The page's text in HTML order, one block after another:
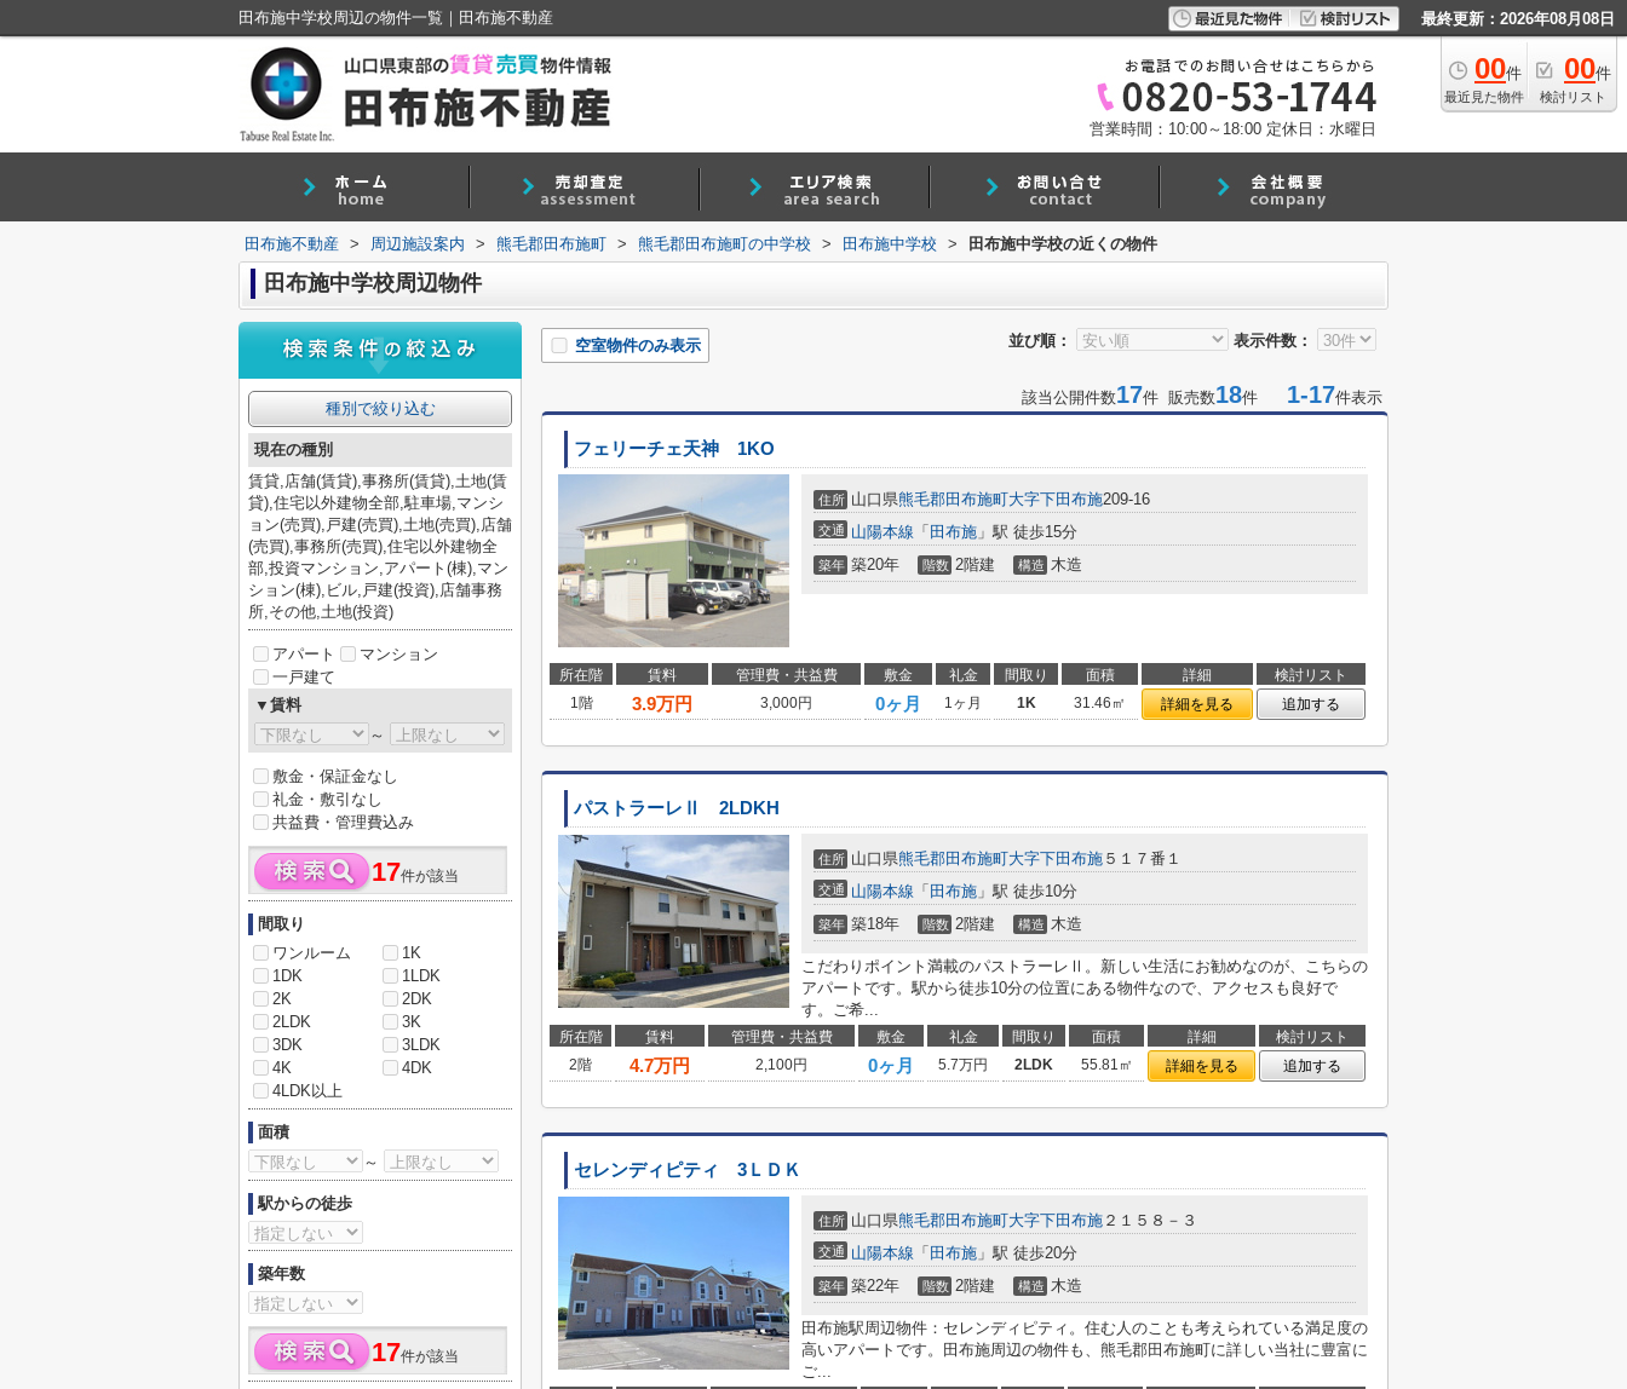
田布施中学校周辺の物件一覧｜田布施不動産 最終更新：2026年08月08日
00件
最近見た物件
00件
検討リスト
営業時間：10:00～18:00 定休日：水曜日
田布施不動産 > 周辺施設案内 > 熊毛郡田布施町 > 熊毛郡田布施町の中学校 > 田布施中学校 > 田布施中学校の近くの物件
田布施中学校周辺物件
並び順： 表示件数：
空室物件のみ表示
該当公開件数17件 販売数18件 1-17件表示
フェリーチェ天神 1KO
住所 山口県熊毛郡田布施町大字下田布施209-16
交通 山陽本線 「 田布施 」駅 徒歩15分
築年 築20年 階数 2階建 構造 木造
所在階 賃料 管理費・共益費 敷金 礼金 間取り 面積 詳細
検討リスト
1階
3.9万円 3,000円 0ヶ月 1ヶ月 1K 31.46㎡ 詳細を見る 追加する
パストラーレⅡ 2LDKH
住所 山口県熊毛郡田布施町大字下田布施 ５１７番１
交通 山陽本線 「 田布施 」駅 徒歩10分
築年 築18年 階数 2階建 構造 木造
こだわりポイント満載のパストラーレⅡ。新しい生活にお勧めなのが、こちらの
アパートです。駅から徒歩10分の位置にある物件なので、アクセスも良好で
す。ご希...
所在階 賃料 管理費・共益費 敷金 礼金 間取り 面積 詳細
検討リスト
2階
4.7万円 2,100円 0ヶ月 5.7万円 2LDK 55.81㎡ 詳細を見る 追加する
セレンディピティ 3ＬＤＫ
住所 山口県熊毛郡田布施町大字下田布施 ２１５８－３
交通 山陽本線 「 田布施 」駅 徒歩20分
築年 築22年 階数 2階建 構造 木造
田布施駅周辺物件：セレンディピティ。住む人のことも考えられている満足度の
高いアパートです。田布施周辺の物件も、熊毛郡田布施町に詳しい当社に豊富に
ご...
種別で絞り込む
現在の種別
賃貸,店舗(賃貸),事務所(賃貸),土地(賃
貸),住宅以外建物全部,駐車場,マンシ
ョン(売買),戸建(売買),土地(売買),店舗
(売買),事務所(売買),住宅以外建物全
部,投資マンション,アパート(棟),マン
ション(棟),ビル,戸建(投資),店舗事務
所,その他,土地(投資)
アパート
マンション
一戸建て
▼賃料
～
敷金・保証金なし
礼金・敷引なし
共益費・管理費込み
17件が該当
間取り
ワンルーム
1K
1DK
1LDK
2K
2DK
2LDK
3K
3DK
3LDK
4K
4DK
4LDK以上
面積
～
駅からの徒歩
築年数
17件が該当